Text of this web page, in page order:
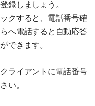
録しましょう。
クすると、電話番号確
へ電話すると自動応答
できます。
ライアントに電話番号
い。